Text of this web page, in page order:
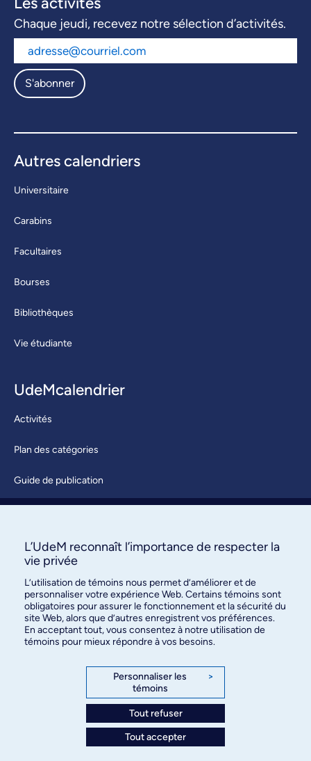
Chaque jeudi, recevez notre sélection d’activités.
S'abonner
Autres calendriers
Universitaire
Carabins
Facultaires
Bourses
Bibliothèques
Vie étudiante
UdeMcalendrier
Activités
Plan des catégories
Guide de publication
À propos / Nous joindre
des relations publiques
3744, rue Jean-Brillant, bureau 490
Montréal (Québec) H3T 1P1
L’UdeM reconnaît l’importance de respecter la
vie privée
L’utilisation de témoins nous permet d’améliorer et de
personnaliser votre expérience Web. Certains témoins sont
obligatoires pour assurer le fonctionnement et la sécurité du
site Web, alors que d’autres enregistrent vos préférences.
En acceptant tout, vous consentez à notre utilisation de
témoins pour mieux répondre à vos besoins.
Personnaliser les
témoins
>
Tout refuser
Tout accepter